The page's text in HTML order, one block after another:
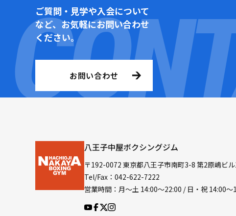
ご質問・見学や入会について
など、お気軽にお問い合わせ
ください。
お問い合わせ
八王子中屋ボクシングジム
〒192-0072 東京都八王子市南町3-8 第2原嶋ビ
Tel/Fax：042-622-7222
営業時間：月〜土 14:00〜22:00 / 日・祝 14:00〜